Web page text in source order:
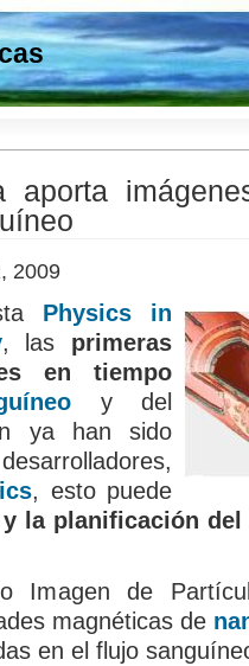
aporta
2009
Physics in
, las primeras
en tiempo
y del
ya han sido
, esto puede
la planificación del
Imagen de
magnéticas de
en el flujo